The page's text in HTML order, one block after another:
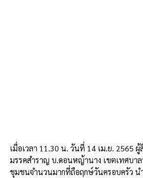
เมื่อเวลา 11.30 น. วันที่ 14 เม.ย. 2565
มรรคสำราญ บ.ดอนหญ้านาง เขตเทศบา
ชุมชนจำนวนมากที่ถือฤกษ์วันครอบครัว